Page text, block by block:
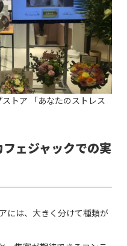
トア 「あなたのストレス
ェジャックでの実
には、大きく分けて種類が